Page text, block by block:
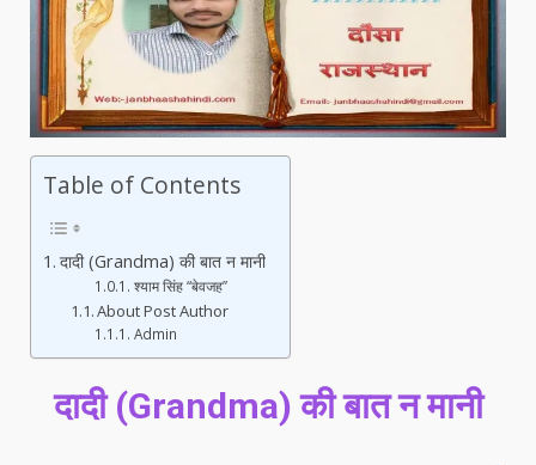
Table of Contents
दादी (Grandma) की बात न मानी
श्याम सिंह “बेवजह”
About Post Author
Admin
दादी (Grandma) की बात न मानी